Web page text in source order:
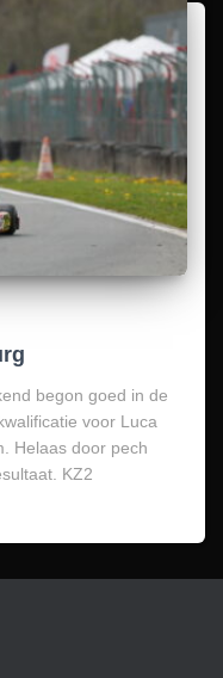
begon goed in de
voor Luca
Helaas door pech
KZ2